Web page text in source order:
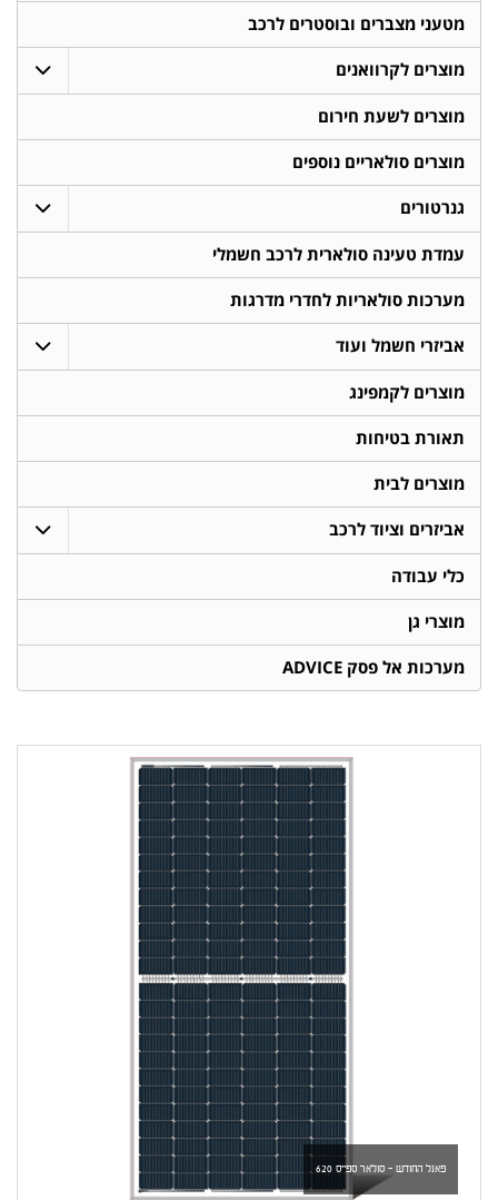
מטעני מצברים ובוסטרים לרכב
מוצרים לקרוואנים
מוצרים לשעת חירום
מוצרים סולאריים נוספים
גנרטורים
עמדת טעינה סולארית לרכב חשמלי
מערכות סולאריות לחדרי מדרגות
אביזרי חשמל ועוד
מוצרים לקמפינג
תאורת בטיחות
מוצרים לבית
אביזרים וציוד לרכב
כלי עבודה
מוצרי גן
מערכות אל פסק ADVICE
פאנל החודש - סולאר ספייס 620